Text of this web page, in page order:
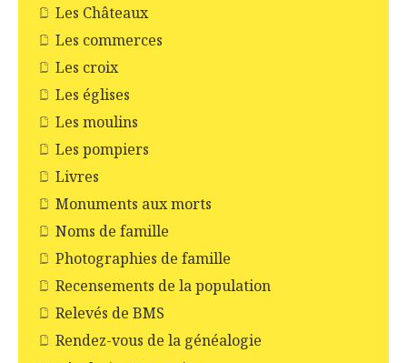
Les Châteaux
Les commerces
Les croix
Les églises
Les moulins
Les pompiers
Livres
Monuments aux morts
Noms de famille
Photographies de famille
Recensements de la population
Relevés de BMS
Rendez-vous de la généalogie